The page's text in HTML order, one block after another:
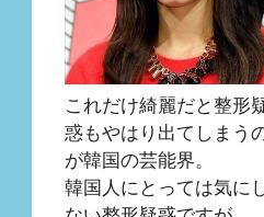
これだけ綺麗だと整形
惑もやはり出てしまう
が韓国の芸能界。
韓国人にとっては気に